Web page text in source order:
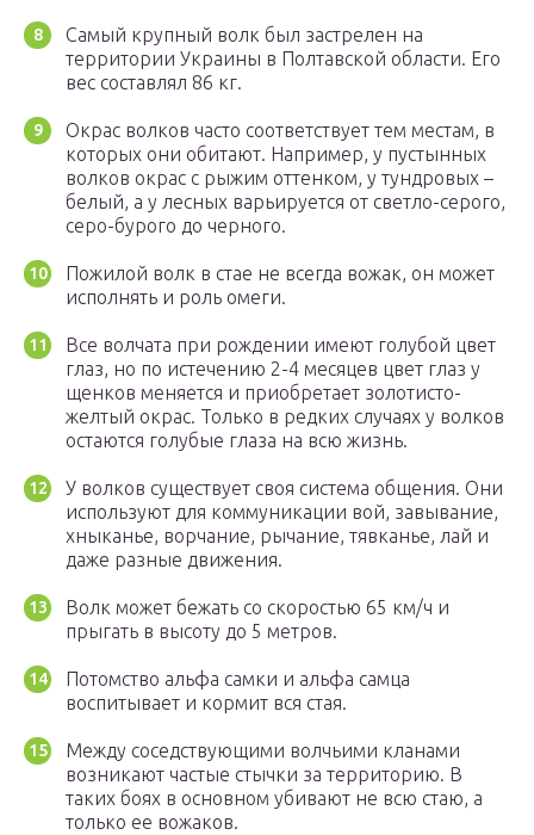
Самый крупный волк был застрелен на
территории Украины в Полтавской области. Его
вес составлял 86 кг.
Окрас волков часто соответствует тем местам, в
которых они обитают. Например, у пустынных
волков окрас с рыжим оттенком, у тундровых –
белый, а у лесных варьируется от светло-серого,
серо-бурого до черного.
Пожилой волк в стае не всегда вожак, он может
исполнять и роль омеги.
Все волчата при рождении имеют голубой цвет
глаз, но по истечению 2-4 месяцев цвет глаз у
щенков меняется и приобретает золотисто-
желтый окрас. Только в редких случаях у волков
остаются голубые глаза на всю жизнь.
У волков существует своя система общения. Они
используют для коммуникации вой, завывание,
хныканье, ворчание, рычание, тявканье, лай и
даже разные движения.
Волк может бежать со скоростью 65 км/ч и
прыгать в высоту до 5 метров.
Потомство альфа самки и альфа самца
воспитывает и кормит вся стая.
Между соседствующими волчьими кланами
возникают частые стычки за территорию. В
таких боях в основном убивают не всю стаю, а
только ее вожаков.